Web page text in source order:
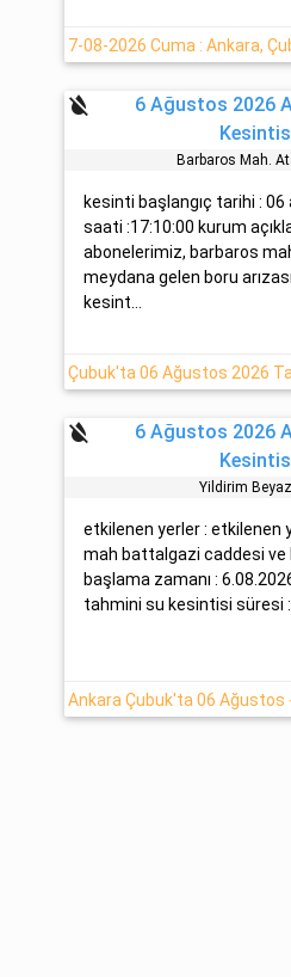
format_color_reset
6 Ağustos 2026
Barbaros Mah.
kesinti başlangıç tarihi :
saati :17:10:00 kurum
abonelerimiz, barbaros
meydana gelen boru
kesint...
format_color_reset
6 Ağustos 2026
Yildirim
etkilenen yerler : etkilenen
mah battalgazi caddesi ve
başlama zamanı :
tahmini su kesintisi süresi :